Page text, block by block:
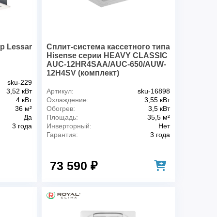
мм
570x260x570
(ШхВхГ), мм
655x290x655
в упаковке (ШхВхГ), мм
кг
кг
м
Lessar
sku-229
3,52 кВт
4 кВт
36 м²
Да
3 года
Сплит-система кассетного типа
Hisense серии HEAVY CLASSIC
AUC-12HR4SAA/AUC-650/AUW-
12H4SV (комплект)
Артикул:
sku-16898
Охлаждение:
3,55 кВт
Обогрев:
3,5 кВт
Площадь:
35,5 м²
Инверторный:
Нет
Гарантия:
3 года
73 590 ₽